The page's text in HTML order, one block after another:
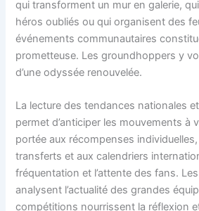
qui transforment un mur en galerie,
héros oubliés ou qui organisent des
événements communautaires
prometteuse. Les groundhoppers y
d’une odyssée renouvelée.
La lecture des tendances nationales
permet d’anticiper les mouvements à
portée aux récompenses
transferts et aux calendriers
fréquentation et l’attente des fans.
analysent l’actualité des grandes
compétitions nourrissent la réflexion